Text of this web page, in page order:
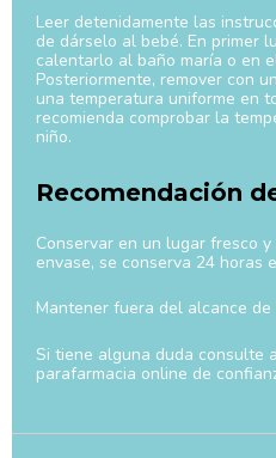
Leer detenidamente las
de dárselo al bebé. En primer
calentarlo al baño maría o en
Posteriormente, remover con
una temperatura uniforme en
recomienda comprobar la
niño.
Recomendación
Conservar en un lugar fresco
envase, se conserva 24 horas
Mantener fuera del alcance
Si tiene alguna duda consulte
parafarmacia online de